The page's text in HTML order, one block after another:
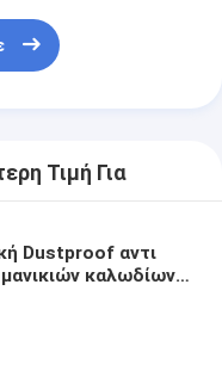
Τιμή Για
Dustproof αντι
καλωδίων